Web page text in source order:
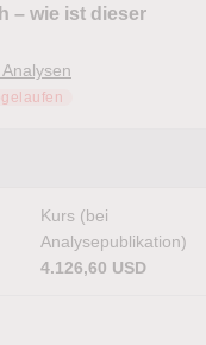
– wie ist dieser
Kurs (bei
Analysepublikation)
4.126,60 USD